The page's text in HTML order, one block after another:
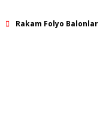
Rakam Folyo Balonlar